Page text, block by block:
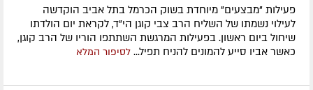
פעילות "מבצעים" מיוחדת בשוק הכרמל בתל אביב הוקדשה
לעילוי נשמתו של השליח הרב צבי קוגן הי"ד, לקראת יום הולדתו
שיחול ביום ראשון. בפעילות המרגשת השתתפו הוריו של הרב קוגן,
כאשר אביו סייע להמונים להניח תפיל... לסיפור המלא